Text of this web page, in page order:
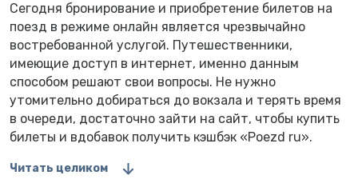
Сегодня бронирование и приобретение билетов на
поезд в режиме онлайн является чрезвычайно
востребованной услугой. Путешественники,
имеющие доступ в интернет, именно данным
способом решают свои вопросы. Не нужно
утомительно добираться до вокзала и терять время
в очереди, достаточно зайти на сайт, чтобы купить
билеты и вдобавок получить кэшбэк «Poezd ru».
Читать целиком